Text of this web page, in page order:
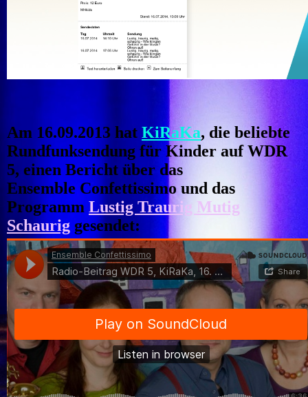
Am 16.09.2013 hat KiRaKa, die beliebte
Rundfunksendung für Kinder auf WDR
5, einen Bericht über das
Ensemble Confettissimo und das
Programm Lustig Traurig Mutig
Schaurig gesendet: